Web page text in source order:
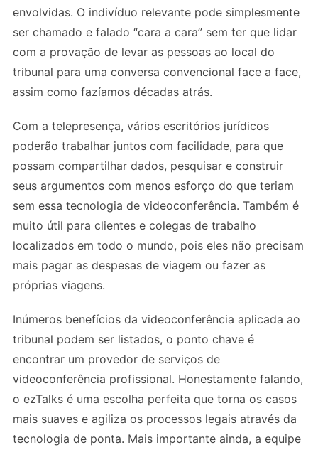
envolvidas. O indivíduo relevante pode simplesmente
ser chamado e falado “cara a cara” sem ter que lidar
com a provação de levar as pessoas ao local do
tribunal para uma conversa convencional face a face,
assim como fazíamos décadas atrás.
Com a telepresença, vários escritórios jurídicos
poderão trabalhar juntos com facilidade, para que
possam compartilhar dados, pesquisar e construir
seus argumentos com menos esforço do que teriam
sem essa tecnologia de videoconferência. Também é
muito útil para clientes e colegas de trabalho
localizados em todo o mundo, pois eles não precisam
mais pagar as despesas de viagem ou fazer as
próprias viagens.
Inúmeros benefícios da videoconferência aplicada ao
tribunal podem ser listados, o ponto chave é
encontrar um provedor de serviços de
videoconferência profissional. Honestamente falando,
o ezTalks é uma escolha perfeita que torna os casos
mais suaves e agiliza os processos legais através da
tecnologia de ponta. Mais importante ainda, a equipe